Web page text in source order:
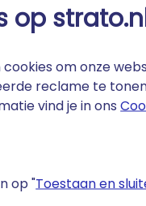
op
cookies om onze
reclame te
vind je in ons
op "Toestaan en
met
consumenten?
uit en
en
met